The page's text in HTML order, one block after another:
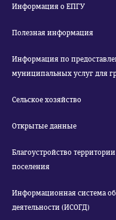
Информация о ЕПГУ
Полезная информация
Информация по
муниципальных услуг для
Сельское хозяйство
Открытые данные
Благоустройство
поселения
Информационная система
деятельности (ИСОГД)